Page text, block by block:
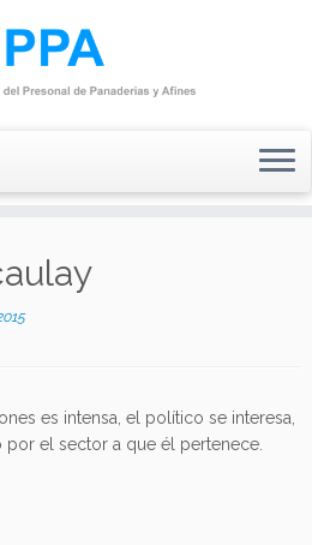
es intensa, el político se interesa,
el sector a que él pertenece.